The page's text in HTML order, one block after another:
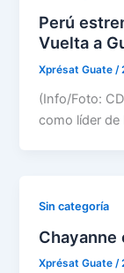
Perú
Vuelta a
Xprésat Guate/
(Info/
como líder de
Sin categoría
Chayanne
Xprésat Guate/